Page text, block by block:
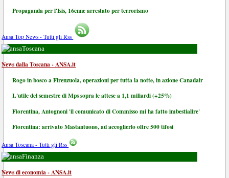
Propaganda per l'Isis, 16enne arrestato per terrorismo
Ansa Top News - Tutti gli Rss
Toscana
News dalla Toscana - ANSA.it
Rogo in bosco a Firenzuola, operazioni per tutta la notte, in azione Canadair
L'utile del semestre di Mps sopra le attese a 1,1 miliardi (+25%)
Fiorentina, Antognoni 'il comunicato di Commisso mi ha fatto imbestialire'
Fiorentina: arrivato Mastantuono, ad accoglierlo oltre 500 tifosi
Ansa Toscana - Tutti gli Rss
Finanza
News di economia - ANSA.it